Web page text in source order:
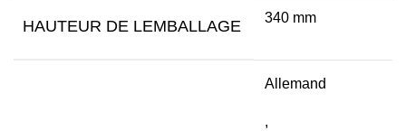
HAUTEUR DE LEMBALLAGE 340 mm
Allemand
,